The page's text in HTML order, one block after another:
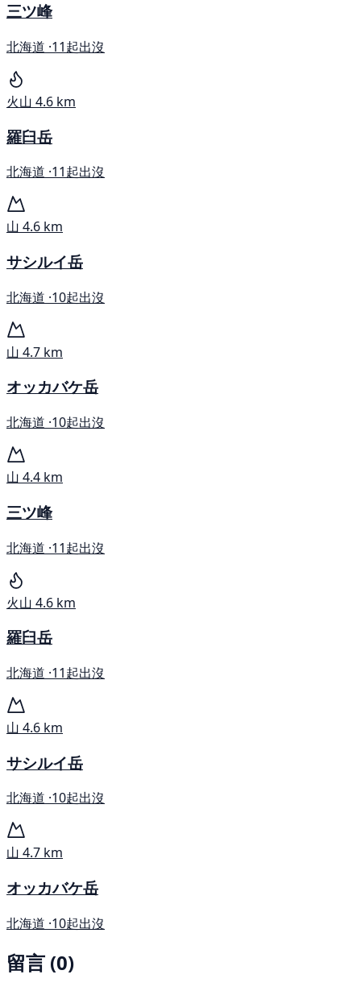
三ツ峰
北海道 ·11起出沒
火山 4.6 km
羅臼岳
北海道 ·11起出沒
山 4.6 km
サシルイ岳
北海道 ·10起出沒
山 4.7 km
オッカバケ岳
北海道 ·10起出沒
山 4.4 km
三ツ峰
北海道 ·11起出沒
火山 4.6 km
羅臼岳
北海道 ·11起出沒
山 4.6 km
サシルイ岳
北海道 ·10起出沒
山 4.7 km
オッカバケ岳
北海道 ·10起出沒
留言 (0)